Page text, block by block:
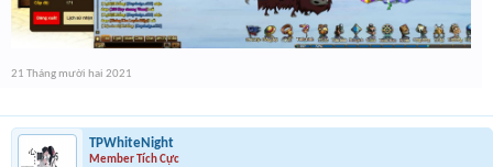
21 Tháng mười hai 2021
TPWhiteNight
Member Tích Cực